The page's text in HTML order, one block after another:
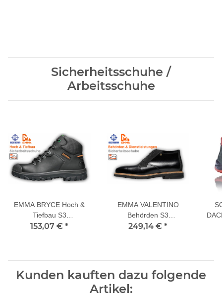
Sicherheitsschuhe /
Arbeitsschuhe
EMMA BRYCE Hoch &
Tiefbau S3
Sicherheitsschuhe
153,07 € *
EMMA VALENTINO
Behörden S3
Sicherheitsschuhe
249,14 € *
Kunden kauften dazu folgende
Artikel: